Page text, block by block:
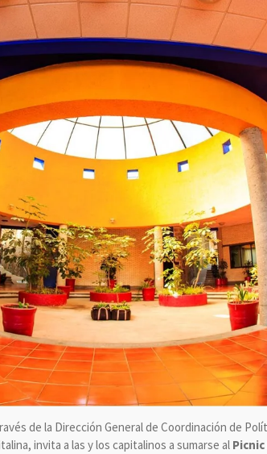
de la Dirección General de Coordinación de
invita a las y los capitalinos a sumarse al